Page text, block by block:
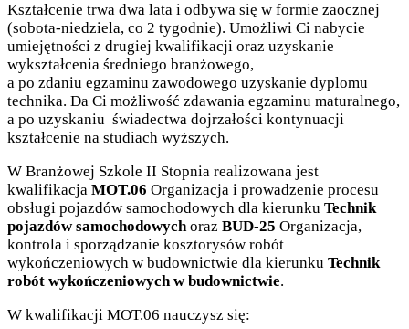
Kształcenie trwa dwa lata i odbywa się w formie zaocznej
(sobota-niedziela, co 2 tygodnie). Umożliwi Ci nabycie
umiejętności z drugiej kwalifikacji oraz uzyskanie
wykształcenia średniego branżowego,
a po zdaniu egzaminu zawodowego uzyskanie dyplomu
technika. Da Ci możliwość zdawania egzaminu maturalnego,
a po uzyskaniu świadectwa dojrzałości kontynuacji
kształcenie na studiach wyższych.
W Branżowej Szkole II Stopnia realizowana jest
kwalifikacja MOT.06 Organizacja i prowadzenie procesu
obsługi pojazdów samochodowych dla kierunku Technik
pojazdów samochodowychoraz BUD-25 Organizacja,
kontrola i sporządzanie kosztorysów robót
wykończeniowych w budownictwie dla kierunku Technik
robót wykończeniowych w budownictwie.
W kwalifikacji MOT.06 nauczysz się: